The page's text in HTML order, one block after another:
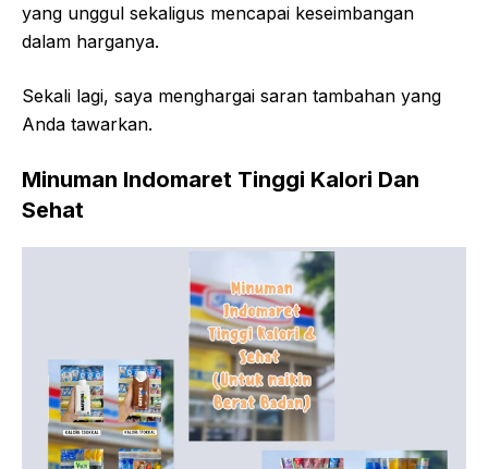
yang unggul sekaligus mencapai keseimbangan
dalam harganya.
Sekali lagi, saya menghargai saran tambahan yang
Anda tawarkan.
Minuman Indomaret Tinggi Kalori Dan
Sehat